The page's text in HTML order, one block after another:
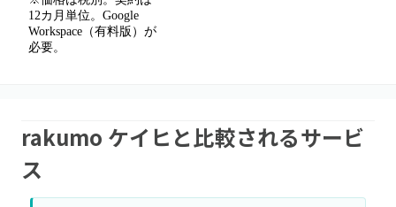
12カ月単位。Google
Workspace（有料版）が
必要。
rakumo ケイヒと比較されるサービ
ス